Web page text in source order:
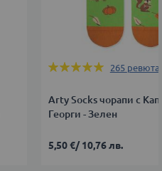
Оценка:
265 ревюта
Arty Socks чорапи с
Георги - Зелен
5,50 €/10,76 лв.